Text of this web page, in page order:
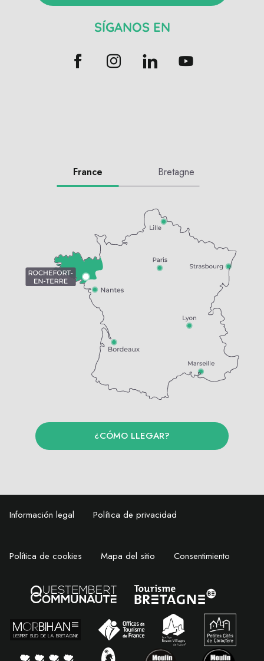
SÍGANOS EN
France Bretagne
¿CÓMO LLEGAR?
Información legal Política de privacidad
Política de cookies Mapa del sitio Consentimiento